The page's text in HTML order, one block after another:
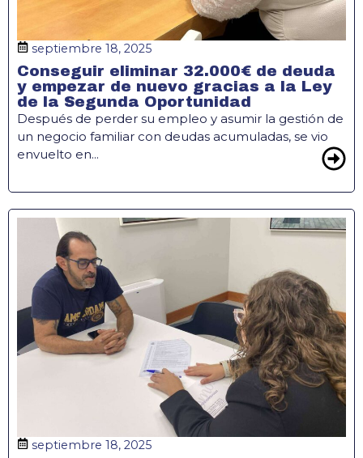
septiembre 18, 2025
Conseguir eliminar 32.000€ de deuda
y empezar de nuevo gracias a la Ley
de la Segunda Oportunidad
Después de perder su empleo y asumir la gestión de
un negocio familiar con deudas acumuladas, se vio
envuelto en...
septiembre 18, 2025